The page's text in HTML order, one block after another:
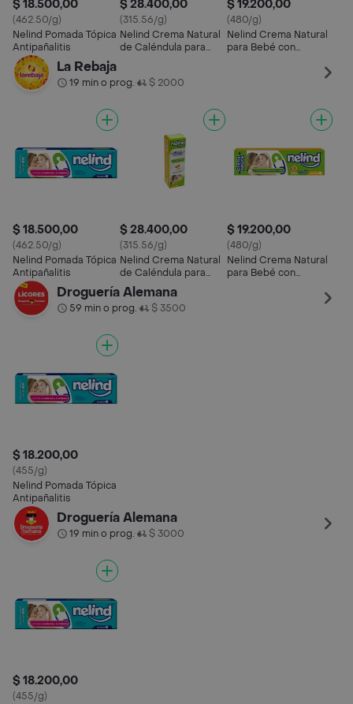
$ 18.500,00
(462.50/g)
Nelind Pomada Tópica
Antipañalitis
$ 28.400,00
(315.56/g)
Nelind Crema Natural
de Caléndula para
$ 19.200,00
(480/g)
Nelind Crema Natural
para Bebé con
La Rebaja
19 min o prog.• $ 2000
$ 18.500,00
(462.50/g)
Nelind Pomada Tópica
Antipañalitis
$ 28.400,00
(315.56/g)
Nelind Crema Natural
de Caléndula para
Bebé
$ 19.200,00
(480/g)
Nelind Crema Natural
para Bebé con
Droguería Alemana
59 min o prog.• $ 3500
$ 18.200,00
(455/g)
Nelind Pomada Tópica
Antipañalitis
Droguería Alemana
19 min o prog.• $ 3000
$ 18.200,00
(455/g)